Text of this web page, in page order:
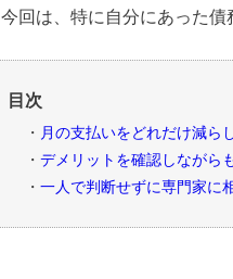
今回は、特に自分にあった債
目次
月の支払いをどれだけ減ら
デメリットを確認しながら
一人で判断せずに専門家に